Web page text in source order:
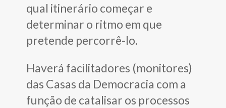
qual itinerário começar e
determinar o ritmo em que
pretende percorrê-lo.
Haverá facilitadores (monitores)
das Casas da Democracia com a
função de catalisar os processos